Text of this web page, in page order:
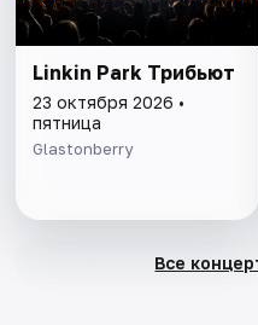
Linkin Park Трибьют
23 октября 2026 •
пятница
Glastonberry
Все